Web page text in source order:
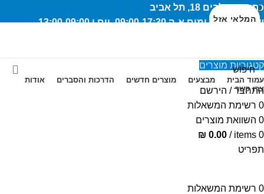
כתובת: שלבים 18, תל אביב
שעות פעילות ימים א-ה 09:00-17:30, יום ו 13:00-09:00
03-5189238
התחבר / הירשם
0 רשימת המשאלות
0 השוואת מוצרים
0
items
/
₪ 0.00
תפריט
0 רשימת המשאלות
קטגוריות מוצרים
עמוד הבית מבצעים מוצרים חדשים הדרכות והסברים
אודות
צרו קשר
סגירה
המלאי אזל
סגירה
סגירה
המלאי אזל
סגירה
המלאי אזל
סגירה
סגירה
סגירה
המלאי אזל
סגירה